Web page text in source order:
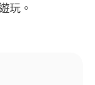
玩。